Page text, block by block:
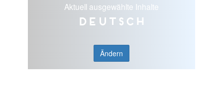
Aktuell ausgewählte Inhalte
Deutsch
Ändern